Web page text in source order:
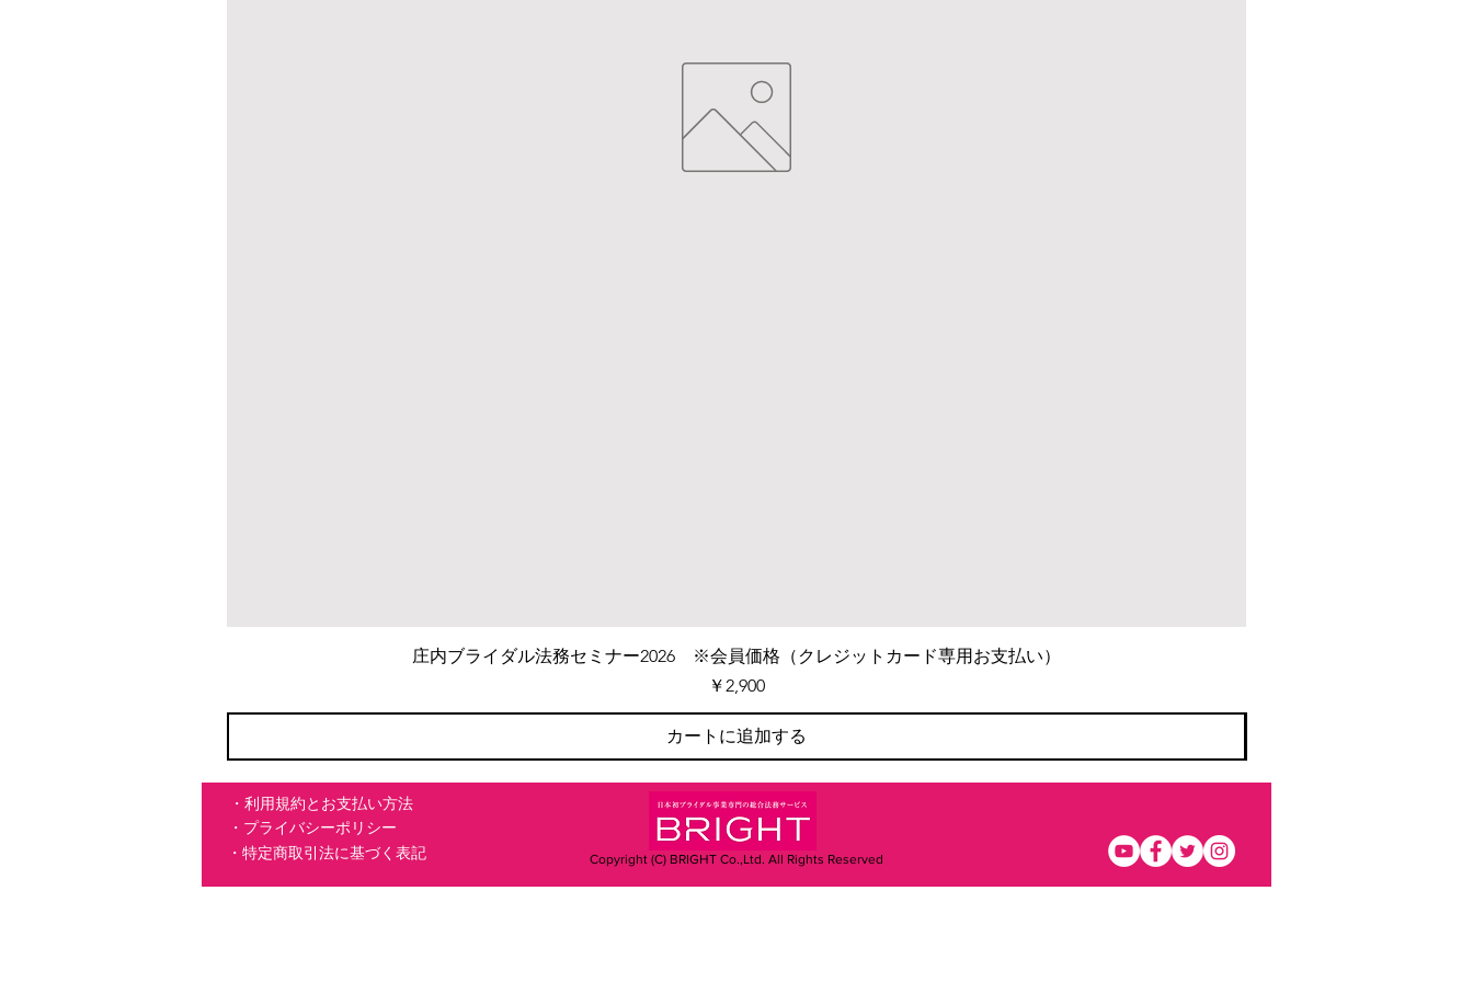
庄内ブライダル法務セミナー2026 ※会員価格（クレジットカード専用お支払い）
価格
￥2,900
カートに追加する
・利用規約とお支払い方法
・プライバシーポリシー
・特定商取引法に基づく表記
Copyright (C) BRIGHT Co.,Ltd. All Rights Reserved